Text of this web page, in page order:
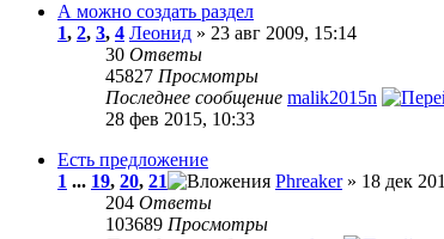
А можно создать раздел
1, 2, 3, 4 Леонид » 23 авг 2009, 15:14
30 Ответы
45827 Просмотры
Последнее сообщение malik2015n
28 фев 2015, 10:33
Есть предложение
1 ... 19, 20, 21 Phreaker» 18 дек
204 Ответы
103689 Просмотры